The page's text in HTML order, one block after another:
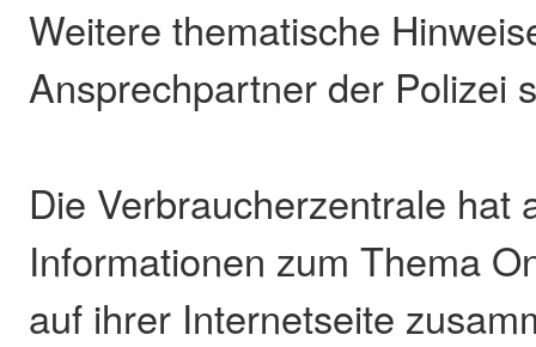
Weitere thematische
Ansprechpartner der Polizei
Die Verbraucherzentrale hat
Informationen zum Thema
auf ihrer Internetseite